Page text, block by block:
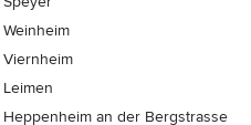
Weinheim
Viernheim
Leimen
Heppenheim an der Bergstrasse